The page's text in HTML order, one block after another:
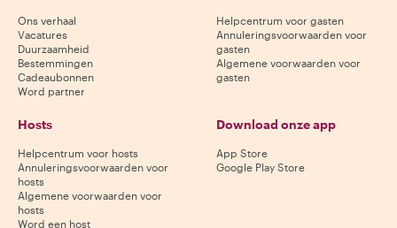
Ons verhaal
Vacatures
Duurzaamheid
Bestemmingen
Cadeaubonnen
Word partner
Helpcentrum voor gasten
Annuleringsvoorwaarden voor
gasten
Algemene voorwaarden voor
gasten
Hosts
Helpcentrum voor hosts
Annuleringsvoorwaarden voor
hosts
Algemene voorwaarden voor
hosts
Word een host
Download onze app
App Store
Google Play Store